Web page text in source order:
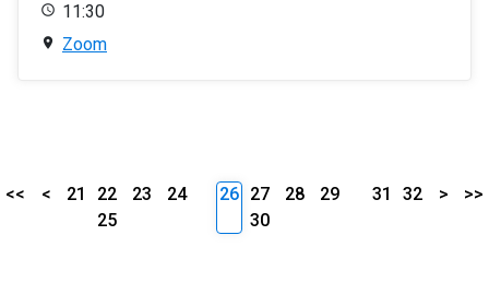
11:30
Zoom
<< < 21 22 23
24
25
26 27 28
29
30
31 32 > >>